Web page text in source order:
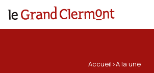
Accueil>A la une